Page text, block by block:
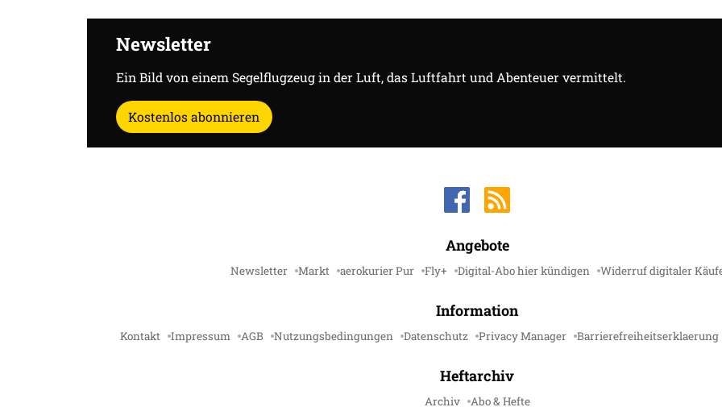
Newsletter
Ein Bild von einem Segelflugzeug in der Luft, das Luftfahrt und Abenteuer vermittelt.
Kostenlos abonnieren
Angebote
Newsletter Markt aerokurier Pur Fly+ Digital-Abo hier kündigen Widerruf digitaler
Information
Kontakt Impressum AGB Nutzungsbedingungen Datenschutz Privacy Manager Barrierefreiheitserklaerung
Heftarchiv
Archiv Abo & Hefte